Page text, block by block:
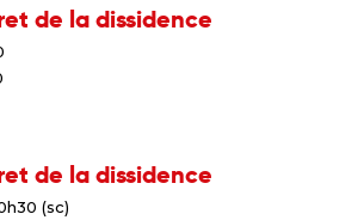
de la dissidence
de la dissidence
(sc)